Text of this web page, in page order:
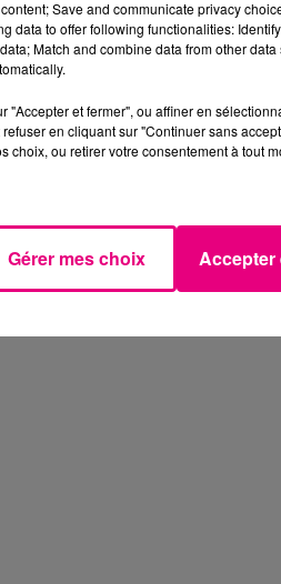
devront ensuite choisir
Président de la CCI
espérons profitable pour
2021 inclus.
CCI en charge du commerce :
Save and communicate privacy
data to offer following functionalities:
Match and combine data from other
"Accepter et fermer", ou affiner en
en cliquant sur "Continuer sans
choix, ou retirer votre consentement à tout
Gérer mes choix Accepter